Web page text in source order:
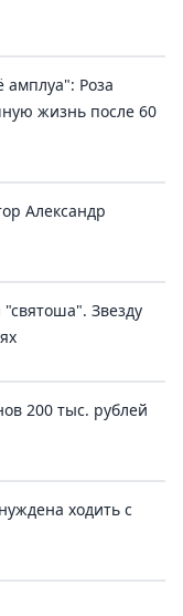
Роза
жизнь после 60
Александр
Звезду
200 тыс. рублей
ходить с